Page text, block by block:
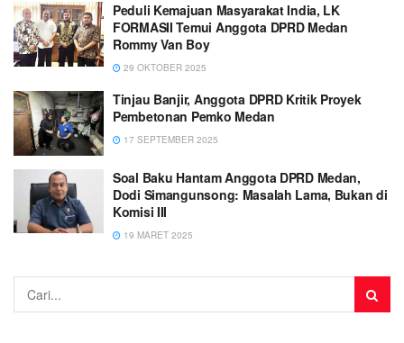
Peduli Kemajuan Masyarakat India, LK
FORMASII Temui Anggota DPRD Medan
Rommy Van Boy
29 OKTOBER 2025
Tinjau Banjir, Anggota DPRD Kritik Proyek
Pembetonan Pemko Medan
17 SEPTEMBER 2025
Soal Baku Hantam Anggota DPRD Medan,
Dodi Simangunsong: Masalah Lama, Bukan di
Komisi III
19 MARET 2025